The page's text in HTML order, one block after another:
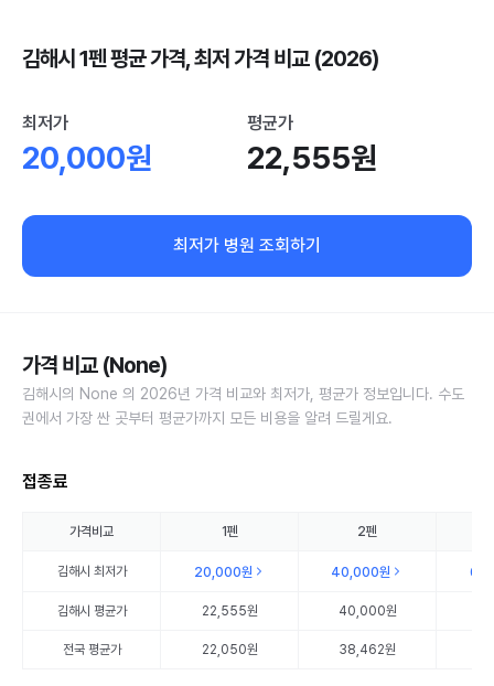
김해시 1펜 평균 가격, 최저 가격 비교 (2026)
최저가
20,000원
평균가
22,555원
최저가 병원 조회하기
가격 비교 (None)
김해시의 None 의 2026년 가격 비교와 최저가, 평균가 정보입니다. 수도
권에서 가장 싼 곳부터 평균가까지 모든 비용을 알려 드릴게요.
접종료
가격비교 1펜 2펜
김해시 최저가 20,000원 40,000원
김해시 평균가 22,555원 40,000원
전국 평균가 22,050원 38,462원